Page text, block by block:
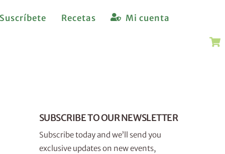
Recetas Mi cuenta
SUBSCRIBE TO OUR NEWSLETTER
Subscribe today and we’ll send you
exclusive updates on new events,